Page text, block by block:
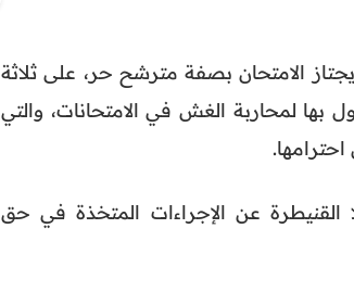
الامتحان بصفة مترشح حر، على ثلاثة
بها لمحاربة الغش في الامتحانات، والتي
القنيطرة عن الإجراءات المتخذة في حق